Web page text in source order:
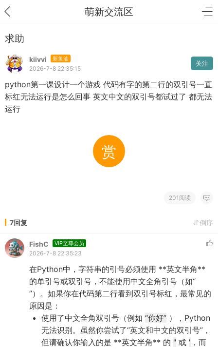
萌新交流区
求助
kiivvi 新鱼油
2026-7-8 22:35:15
关注
python第一课设计一个游戏 代码有字的第二行的双引号一直
标红无法运行是怎么回事 英文中文的双引号都试过了 都无法
运行
赏
201阅读
7回复 倒序
FishC VIP至尊会员
2026-7-8 22:35:23
在Python中，字符串的引号必须使用 **英文半角**
的单引号或双引号，不能使用中文全角引号（如“
”）。如果你在代码第二行看到双引号标红，最常见的
原因是：
使用了中文全角双引号（例如 “你好” ），Python
无法识别。虽然你尝试了“英文和中文的双引号”，
但请确认你输入的是 **英文半角** 的 " 或 ' ，而